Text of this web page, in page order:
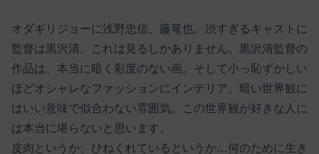
オダギリジョーに浅野忠信、藤竜也。渋すぎるキャストに
監督は黒沢清。これは見るしかありません。黒沢清監督の
作品は、本当に暗く彩度のない画。そして小っ恥ずかしい
ほどオシャレなファッションにインテリア。暗い世界観に
はいい意味で似合わない雰囲気。この世界観が好きな人に
は本当に堪らないと思います。
皮肉というか、ひねくれているというか…何のために生き